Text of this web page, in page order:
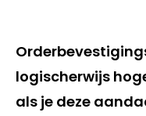
logischerwijs
als je deze